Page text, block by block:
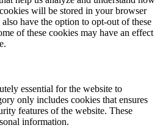
will be stored in your browser
have the option to opt-out of these
of these cookies may have an effect
essential for the website to
only includes cookies that ensures
features of the website. These
information.